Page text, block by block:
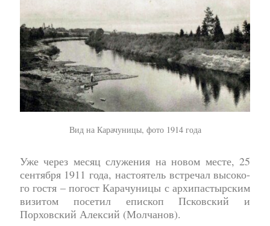
Вид на Карачуницы, фото 1914 года
Уже через месяц слу­же­ния на но­вом ме­сте, 25
сен­тяб­ря 1911 года, на­сто­я­тель встре­чал вы­со­ко­
го го­стя – по­гост Ка­ра­чу­ни­цы с архипастырским
визитом посетил епископ Псковский и
Порховский Алек­сий (Мол­ча­нов).